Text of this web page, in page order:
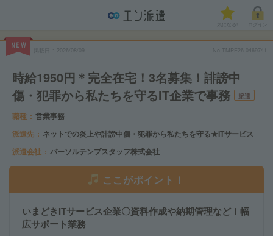
気になる!
NEW
No.TMPE26-0469741
時給1950円＊完全在宅！3名募集！誹謗中
傷・犯罪から私たちを守るIT企業で事務
派遣
職種
営業事務
派遣先
ネットでの炎上や誹謗中傷・犯罪から私たちを守る★ITサービス
派遣会社
パーソルテンプスタッフ株式会社
ここがポイント！
いまどきITサービス企業〇資料作成や納期管理など！幅
広サポート業務